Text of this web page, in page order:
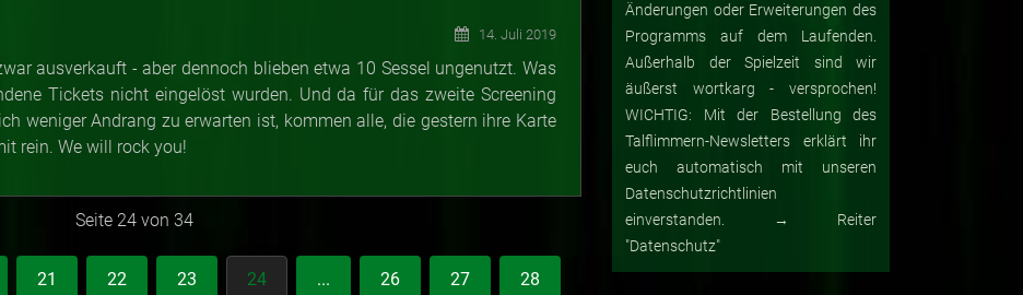
14. Juli 2019
ausverkauft - aber dennoch blieben etwa 10 Sessel ungenutzt. Was
Tickets nicht eingelöst wurden. Und da für das zweite Screening
weniger Andrang zu erwarten ist, kommen alle, die gestern ihre Karte
rein. We will rock you!
Seite 24 von 34
21 22 23 24 ... 26 27 28
Änderungen oder Erweiterungen des
Programms auf dem Laufenden.
Außerhalb der Spielzeit sind wir
äußerst wortkarg - versprochen!
WICHTIG: Mit der Bestellung des
Talflimmern-Newsletters erklärt ihr
euch automatisch mit unseren
Datenschutzrichtlinien
einverstanden. → Reiter
"Datenschutz"